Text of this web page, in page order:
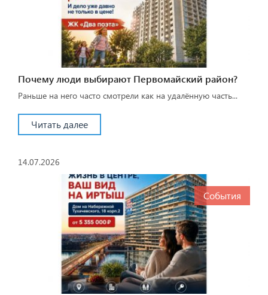
Почему люди выбирают Первомайский район?
Раньше на него часто смотрели как на удалённую часть...
Читать далее
14.07.2026
События